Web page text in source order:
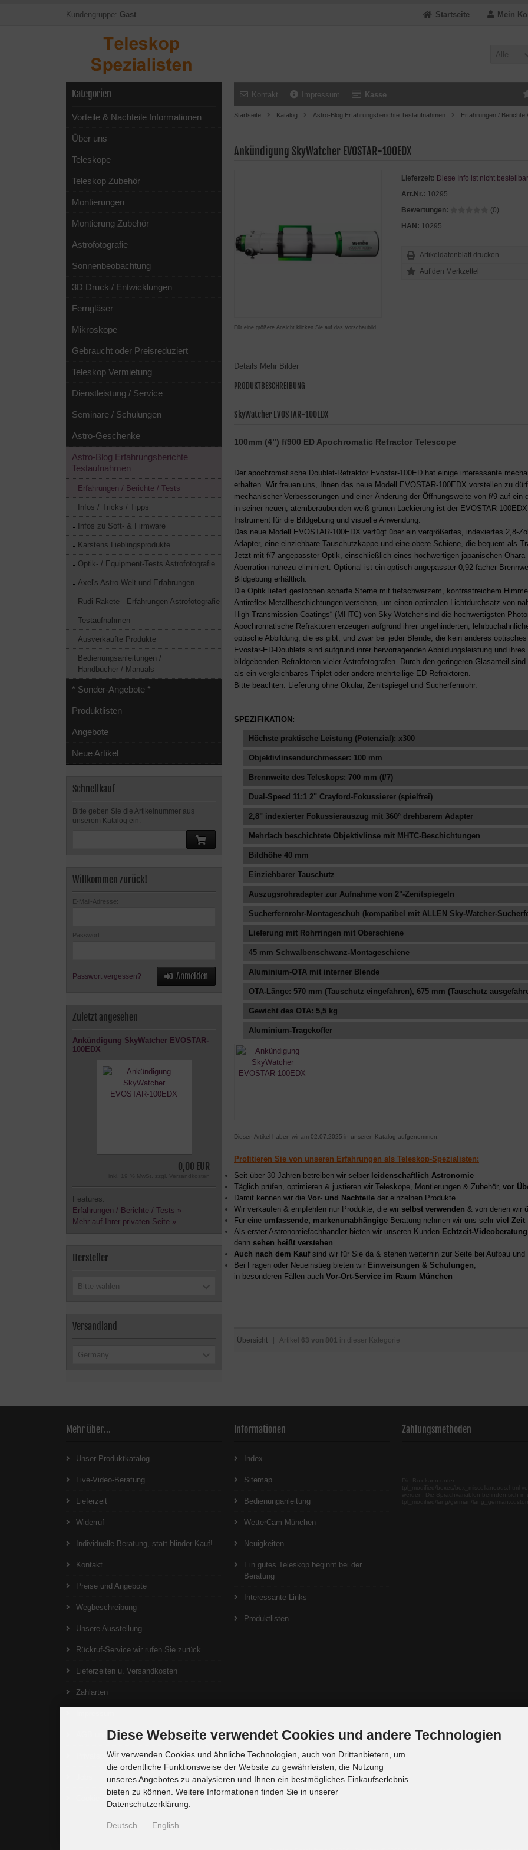
Kundengruppe: Gast Mein
Startseite
Alle
Kontakt Impressum Kasse
Startseite Katalog Astro-Blog Erfahrungsberichte Testaufnahmen Erfahrungen / Berichte
Ankündigung SkyWatcher EVOSTAR-100EDX
Für eine größere Ansicht klicken Sie auf das Vorschaubild
Lieferzeit: Diese Info ist nicht bestellbar
Art.Nr.: 10295
Bewertungen:
(0)
HAN: 10295
Artikeldatenblatt drucken
Details Mehr Bilder
PRODUKTBESCHREIBUNG
SkyWatcher EVOSTAR-100EDX
100mm (4”) f/900 ED Apochromatic Refractor Telescope
Der apochromatische Doublet-Refraktor Evostar-100ED hat einige interessante
erhalten. Wir freuen uns, Ihnen das neue Modell EVOSTAR-100EDX vorstellen zu
mechanischer Verbesserungen und einer Änderung der Öffnungsweite von f/9 auf
in seiner neuen, atemberaubenden weiß-grünen Lackierung ist der EVOSTAR-
Instrument für die Bildgebung und visuelle Anwendung.
Das neue Modell EVOSTAR-100EDX verfügt über ein vergrößertes, indexiertes 2,8-
Adapter, eine einziehbare Tauschutzkappe und eine obere Schiene, die bequem als
Jetzt mit f/7-angepasster Optik, einschließlich eines hochwertigen japanischen
Aberration nahezu eliminiert. Optional ist ein optisch angepasster 0,92-facher
Bildgebung erhältlich.
Die Optik liefert gestochen scharfe Sterne mit tiefschwarzem, kontrastreichem
Antireflex-Metallbeschichtungen versehen, um einen optimalen Lichtdurchsatz von
High-Transmission Coatings“ (MHTC) von Sky-Watcher sind die hochwertigsten
Apochromatische Refraktoren erzeugen aufgrund ihrer ungehinderten,
optische Abbildung, die es gibt, und zwar bei jeder Blende, die kein anderes
Evostar-ED-Doublets sind aufgrund ihrer hervorragenden Abbildungsleistung und
bildgebenden Refraktoren vieler Astrofotografen. Durch den geringeren Glasanteil
als ein vergleichbares Triplet oder andere mehrteilige ED-Refraktoren.
Bitte beachten: Lieferung ohne Okular, Zenitspiegel und Sucherfernrohr.
SPEZIFIKATION:
Höchste praktische Leistung (Potenzial): x300
Objektivlinsendurchmesser: 100 mm
Brennweite des Teleskops: 700 mm (f/7)
Dual-Speed ​​11:1 2" Crayford-Fokussierer (spielfrei)
2,8" indexierter Fokussierauszug mit 360º drehbarem Adapter
Mehrfach beschichtete Objektivlinse mit MHTC-Beschichtungen
Bildhöhe 40 mm
Einziehbarer Tauschutz
Auszugsrohradapter zur Aufnahme von 2"-Zenitspiegeln
Sucherfernrohr-Montageschuh (kompatibel mit ALLEN Sky-Watcher-
Lieferung mit Rohrringen mit Oberschiene
45 mm Schwalbenschwanz-Montageschiene
Aluminium-OTA mit interner Blende
OTA-Länge: 570 mm (Tauschutz eingefahren), 675 mm (Tauschutz
Gewicht des OTA: 5,5 kg
Aluminium-Tragekoffer
Diesen Artikel haben wir am 02.07.2025 in unseren Katalog aufgenommen.
Profitieren Sie von unseren Erfahrungen als Teleskop-Spezialisten:
Seit über 30 Jahren betreiben wir selber leidenschaftlich Astronomie
Täglich prüfen, optimieren & justieren wir Teleskope, Montierungen & Zubehör, vor
Damit kennen wir die Vor- und Nachteile der einzelnen Produkte
Wir verkaufen & empfehlen nur Produkte, die wir selbst verwenden & von denen wir
Für eine umfassende, markenunabhängige Beratung nehmen wir uns sehr viel Zeit
Als erster Astronomiefachhändler bieten wir unseren Kunden Echtzeit-Videoberatung
denn sehen heißt verstehen
Auch nach dem Kaufsind wir für Sie da & stehen weiterhin zur Seite bei Aufbau und
Bei Fragen oder Neueinstieg bieten wir Einweisungen & Schulungen,
in besonderen Fällen auch Vor-Ort-Service im Raum München
Übersicht | Artikel 63 von 801 in dieser Kategorie
Kategorien
Vorteile & Nachteile Informationen
Über uns
Teleskope
Teleskop Zubehör
Montierungen
Montierung Zubehör
Astrofotografie
Sonnenbeobachtung
3D Druck / Entwicklungen
Ferngläser
Mikroskope
Gebraucht oder Preisreduziert
Teleskop Vermietung
Dienstleistung / Service
Seminare / Schulungen
Astro-Geschenke
Astro-Blog Erfahrungsberichte
Testaufnahmen
Erfahrungen / Berichte / Tests
Infos / Tricks / Tipps
Infos zu Soft- & Firmware
Karstens Lieblingsprodukte
Optik- / Equipment-Tests Astrofotografie
Axel's Astro-Welt und Erfahrungen
Rudi Rakete - Erfahrungen Astrofotografie
Testaufnahmen
Ausverkaufte Produkte
Bedienungsanleitungen /
Handbücher / Manuals
* Sonder-Angebote *
Produktlisten
Angebote
Neue Artikel
Schnellkauf
Bitte geben Sie die Artikelnummer aus
unserem Katalog ein.
Willkommen zurück!
E-Mail-Adresse:
Passwort:
Passwort vergessen? Anmelden
Zuletzt angesehen
Ankündigung SkyWatcher EVOSTAR-
100EDX
0,00 EUR
inkl. 19 % MwSt. zzgl.
Features:
Erfahrungen / Berichte / Tests »
Mehr auf Ihrer privaten Seite »
Hersteller
Bitte wählen
Versandland
Germany
Mehr über...
Unser Produktkatalog
Live-Video-Beratung
Lieferzeit
Widerruf
Individuelle Beratung, statt blinder Kauf!
Kontakt
Preise und Angebote
Wegbeschreibung
Unsere Ausstellung
Rückruf-Service wir rufen Sie zurück
Lieferzeiten u. Versandkosten
Zahlarten
AGB und Widerrufsrecht
Privatsphäre und Datenschutz
Informationen
Index
Sitemap
Bedienunganleitung
WetterCam München
Neuigkeiten
Ein gutes Teleskop beginnt bei der
Beratung
Interessante Links
Produktlisten
Zahlungsmethoden
Die Box kann unter
tpl_modified/boxes/box_miscellaneous.html
werden. Die Sprachvariablen befinden sich in
Diese Webseite verwendet Cookies und andere Technologien
Wir verwenden Cookies und ähnliche Technologien, auch von Drittanbietern, um
die ordentliche Funktionsweise der Website zu gewährleisten, die Nutzung
unseres Angebotes zu analysieren und Ihnen ein bestmögliches Einkaufserlebnis
bieten zu können. Weitere Informationen finden Sie in unserer
Datenschutzerklärung.
Deutsch English